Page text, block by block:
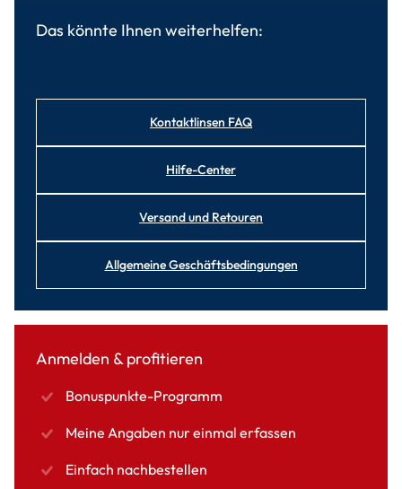
Das könnte Ihnen weiterhelfen:
Kontaktlinsen FAQ
Hilfe-Center
Versand und Retouren
Allgemeine Geschäftsbedingungen
Anmelden & profitieren
Bonuspunkte-Programm
Meine Angaben nur einmal erfassen
Einfach nachbestellen